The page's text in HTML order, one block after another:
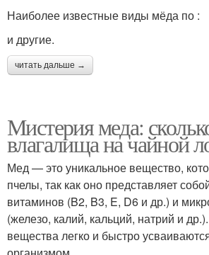
Наиболее известные виды мёда по :
и другие.
читать дальше →
Мистерия меда:
влагалища на чайной
Мед — это уникальное вещество,
пчелы, так как оно представляет
витаминов (B2, B3, E, D6 и др.) и
(железо, калий, кальций, натрий и
вещества легко и быстро